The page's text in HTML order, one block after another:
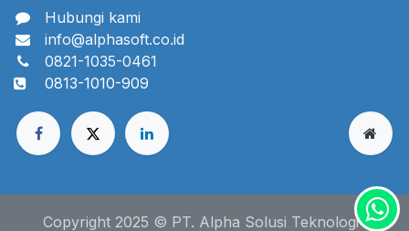
Hubungi kami
info@alphasoft.co.id
0821-1035-0461
0813-1010-909
Copyright 2025 © PT. Alpha Solusi Teknologi